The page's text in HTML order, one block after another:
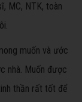
MC, NTK, toàn
muốn và ước
nhà. Muốn được
thần rất tốt để